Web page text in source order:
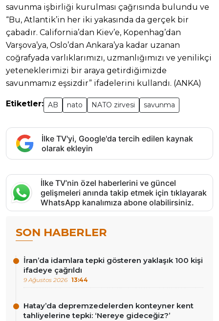
savunma işbirliği kurulması çağrısında bulundu ve
“Bu, Atlantik’in her iki yakasında da gerçek bir
çabadır. California’dan Kiev’e, Kopenhag’dan
Varşova’ya, Oslo’dan Ankara’ya kadar uzanan
coğrafyada varlıklarımızı, uzmanlığımızı ve yenilikçi
yeteneklerimizi bir araya getirdiğimizde
savunmamız eşsizdir” ifadelerini kullandı. (ANKA)
Etiketler: AB nato NATO zirvesi savunma
İlke TV'yi, Google'da tercih edilen kaynak
olarak ekleyin
İlke TV’nin özel haberlerini ve güncel
gelişmeleri anında takip etmek için tıklayarak
WhatsApp kanalımıza abone olabilirsiniz.
SON HABERLER
İran’da idamlara tepki gösteren yaklaşık 100 kişi
ifadeye çağrıldı
9 Ağustos 2026 13:44
Hatay’da depremzedelerden konteyner kent
tahliyelerine tepki: ‘Nereye gideceğiz?’